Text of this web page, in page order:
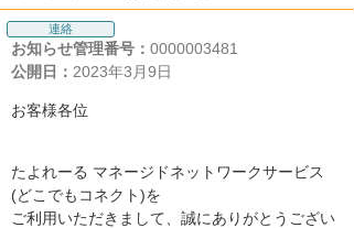
連絡
お知らせ管理番号： 0000003481
公開日： 2023年3月9日
お客様各位
たよれーる マネージドネットワークサービス
(どこでもコネクト)を
ご利用いただきまして、誠にありがとうござい